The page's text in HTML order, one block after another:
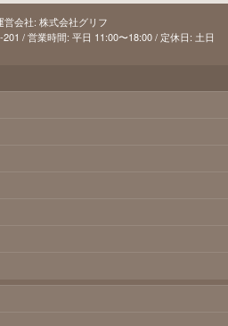
会社: 株式会社グリフ
/ 営業時間: 平日 11:00〜18:00 / 定休日: 土日